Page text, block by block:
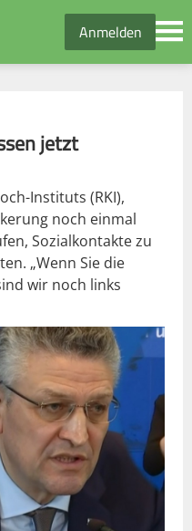
Anmelden
jetzt
Instituts (RKI),
noch einmal
Sozialkontakte zu
„Wenn Sie die
wir noch links